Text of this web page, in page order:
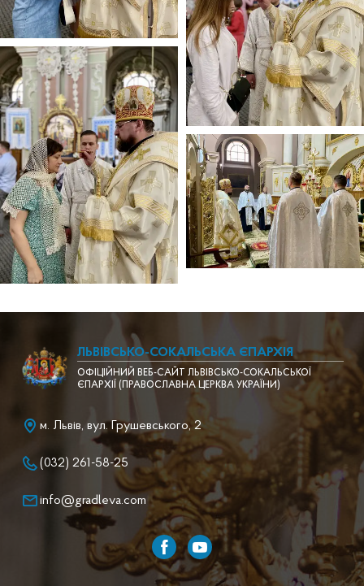
ЛЬВІВСЬКО-СОКАЛЬСЬКА ЄПАРХІЯ
ОФІЦІЙНИЙ ВЕБ-САЙТ ЛЬВІВСЬКО-СОКАЛЬСЬКОЇ
ЄПАРХІЇ (ПРАВОСЛАВНА ЦЕРКВА УКРАЇНИ)
м. Львів, вул. Грушевського, 2
(032) 261-58-25
info@gradleva.com